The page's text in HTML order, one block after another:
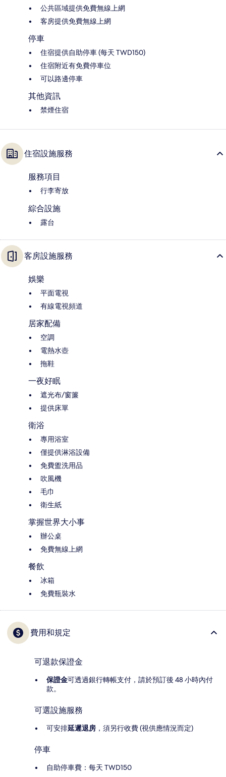
公共區域提供免費無線上網
客房提供免費無線上網
停車
住宿提供自助停車 (每天 TWD150)
住宿附近有免費停車位
可以路邊停車
其他資訊
禁煙住宿
住宿設施服務
服務項目
行李寄放
綜合設施
露台
客房設施服務
娛樂
平面電視
有線電視頻道
居家配備
空調
電熱水壺
拖鞋
一夜好眠
遮光布/窗簾
提供床單
衛浴
專用浴室
僅提供淋浴設備
免費盥洗用品
吹風機
毛巾
衛生紙
掌握世界大小事
辦公桌
免費無線上網
餐飲
冰箱
免費瓶裝水
費用和規定
可退款保證金
保證金可透過銀行轉帳支付，請於預訂後 48 小時內付
款。
可選設施服務
可安排延遲退房 ，須另行收費 (視供應情況而定)
停車
自助停車費：每天 TWD150